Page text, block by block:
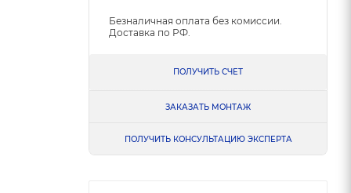
Безналичная оплата без комиссии.
Доставка по РФ.
ПОЛУЧИТЬ СЧЕТ
ЗАКАЗАТЬ МОНТАЖ
ПОЛУЧИТЬ КОНСУЛЬТАЦИЮ ЭКСПЕРТА